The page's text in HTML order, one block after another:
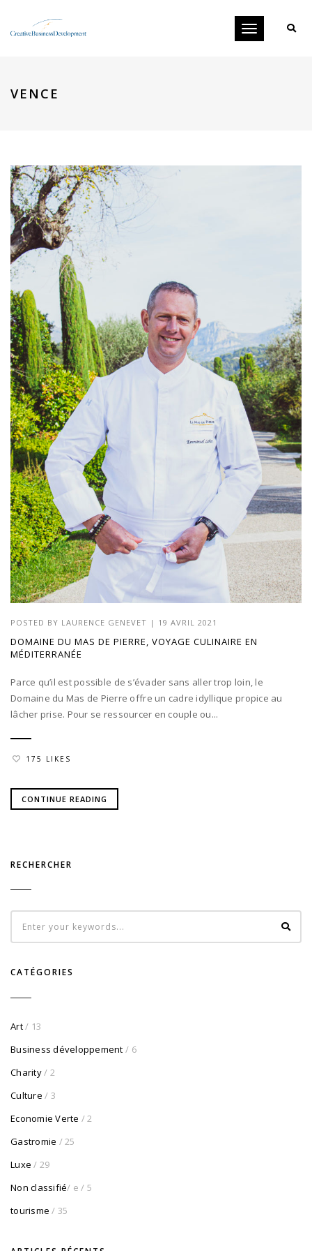
Toggle
VENCE
POSTED BY LAURENCE GENEVET | 19 AVRIL 2021
DOMAINE DU MAS DE PIERRE, VOYAGE CULINAIRE EN
MÉDITERRANÉE
Parce qu’il est possible de s’évader sans aller trop loin, le
Domaine du Mas de Pierre offre un cadre idyllique propice au
lâcher prise. Pour se ressourcer en couple ou...
175 LIKES
CONTINUE READING
RECHERCHER
CATÉGORIES
Art/ 13
Business développement / 6
Charity/ 2
Culture / 3
Economie Verte / 2
Gastromie / 25
Luxe / 29
Non classifié/ e / 5
tourisme / 35